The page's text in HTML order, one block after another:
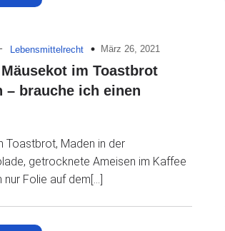
- Lebensmittelrecht März 26, 2021
im Toastbrot
– brauche ich einen
Toastbrot, Maden in der
getrocknete Ameisen im Kaffee
nur Folie auf dem[…]